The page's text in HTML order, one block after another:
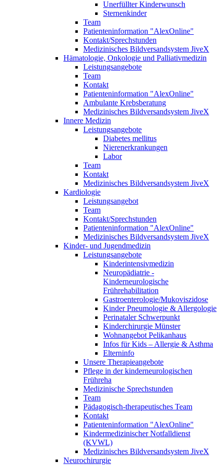
Unerfüllter Kinderwunsch
Sternenkinder
Team
Patienteninformation "AlexOnline"
Kontakt/Sprechstunden
Medizinisches Bildversandsystem JiveX
Hämatologie, Onkologie und Palliativmedizin
Leistungsangebote
Team
Kontakt
Patienteninformation "AlexOnline"
Ambulante Krebsberatung
Medizinisches Bildversandsystem JiveX
Innere Medizin
Leistungsangebote
Diabetes mellitus
Nierenerkrankungen
Labor
Team
Kontakt
Medizinisches Bildversandsystem JiveX
Kardiologie
Leistungsangebot
Team
Kontakt/Sprechstunden
Patienteninformation "AlexOnline"
Medizinisches Bildversandsystem JiveX
Kinder- und Jugendmedizin
Leistungsangebote
Kinderintensivmedizin
Neuropädiatrie -
Kinderneurologische
Frührehabilitation
Gastroenterologie/Mukoviszidose
Kinder Pneumologie & Allergologie
Perinataler Schwerpunkt
Kinderchirurgie Münster
Wohnangebot Pelikanhaus
Infos für Kids – Allergie & Asthma
Elterninfo
Unsere Therapieangebote
Pflege in der kinderneurologischen
Frühreha
Medizinische Sprechstunden
Team
Pädagogisch-therapeutisches Team
Kontakt
Patienteninformation "AlexOnline"
Kindermedizinischer Notfalldienst
(KVWL)
Medizinisches Bildversandsystem JiveX
Neurochirurgie